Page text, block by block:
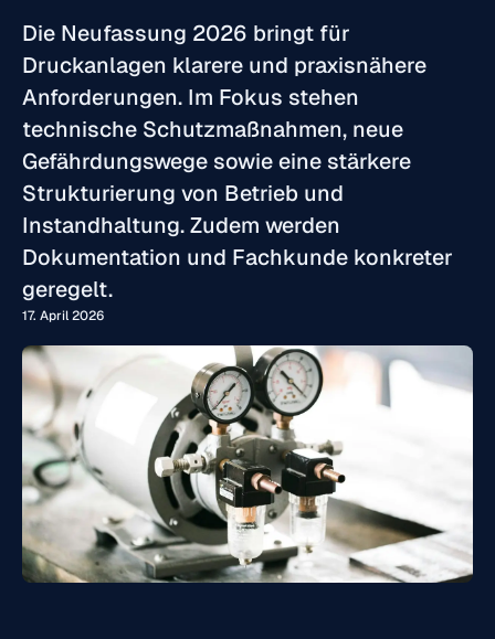
Die Neufassung 2026 bringt für
Druckanlagen klarere und praxisnähere
Anforderungen. Im Fokus stehen
technische Schutzmaßnahmen, neue
Gefährdungswege sowie eine stärkere
Strukturierung von Betrieb und
Instandhaltung. Zudem werden
Dokumentation und Fachkunde konkreter
geregelt.
17. April 2026